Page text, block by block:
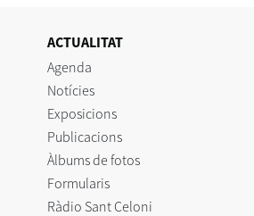
ACTUALITAT
Agenda
Notícies
Exposicions
Publicacions
Àlbums de fotos
Formularis
Ràdio Sant Celoni